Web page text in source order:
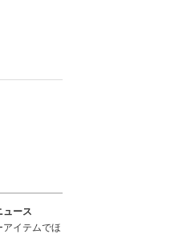
ュース
イテムでほ